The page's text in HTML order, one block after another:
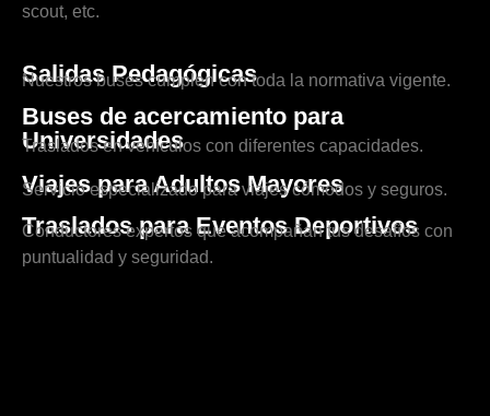
scout, etc.
Salidas Pedagógicas
Nuestros buses cumplen con toda la normativa vigente.
Buses de acercamiento para
Universidades
Traslados en vehículos con diferentes capacidades.
Viajes para Adultos Mayores
Servicio especializado para viajes cómodos y seguros.
Traslados para Eventos Deportivos
Conductores expertos que acompañan tus desafíos con
puntualidad y seguridad.